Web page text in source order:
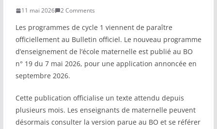
Mouvement
COMMUNAUTÉ
Groupes
Forum
Réseaux sociaux
11 mai 2026 2 Comments
Les programmes de cycle 1 viennent de paraître
officiellement au Bulletin officiel. Le nouveau programme
d’enseignement de l’école maternelle est publié au BO
n° 19 du 7 mai 2026, pour une application annoncée en
septembre 2026.
Cette publication officialise un texte attendu depuis
plusieurs mois. Les enseignants de maternelle peuvent
désormais consulter la version parue au BO et se référer